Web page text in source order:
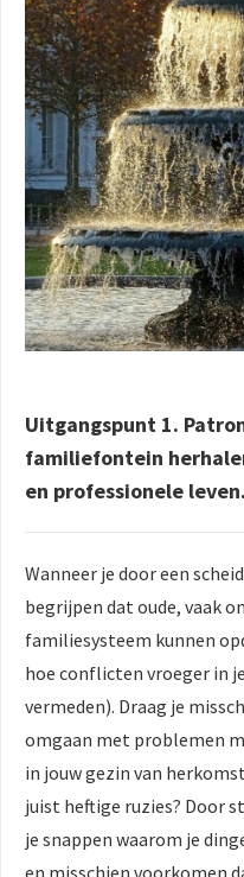
Uitgangspunt 1.
familiefontein
en professionele leven.
Wanneer je door een
begrijpen dat oude, vaak
familiesysteem kunnen
hoe conflicten vroeger in
vermeden). Draag je
omgaan met problemen
in jouw gezin van
juist heftige ruzies? Door
je snappen waarom je